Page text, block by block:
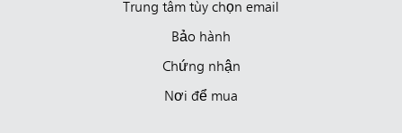
Trung tâm tùy chọn email
Bảo hành
Chứng nhận
Nơi để mua